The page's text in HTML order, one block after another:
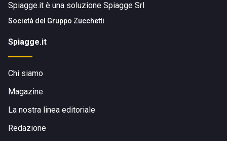
Spiagge.it è una soluzione Spiagge Srl
Società del Gruppo Zucchetti
Spiagge.it
Chi siamo
Magazine
La nostra linea editoriale
Redazione